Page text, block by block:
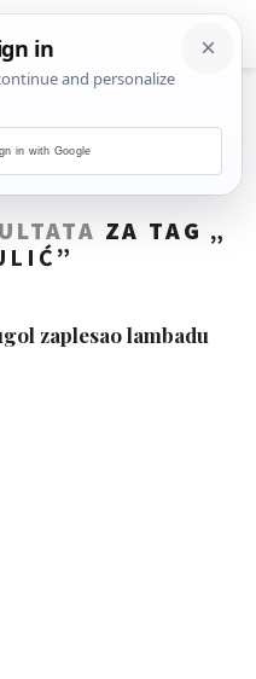
ZA TAG „
”
zaplesao lambadu
in with Google